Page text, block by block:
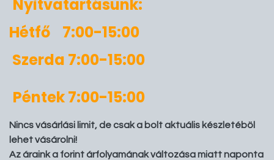
Nyitvatartásunk:
Hétfő 7:00-15:00
Szerda 7:00-15:00
Péntek 7:00-15:00
Nincs vásárlási limit, de csak a bolt aktuális készletéböl
lehet vásárolni!
Az áraink a forint árfolyamának változása miatt naponta